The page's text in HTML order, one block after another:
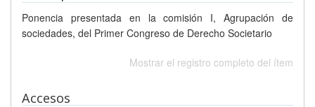
Ponencia presentada en la comisión I, Agrupación de
sociedades, del Primer Congreso de Derecho Societario
Mostrar el registro completo del ítem
Accesos